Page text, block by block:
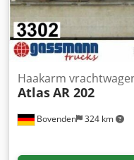
wijzigingen,
Bovenden 324 km
Haakarm
AtlasAR 202